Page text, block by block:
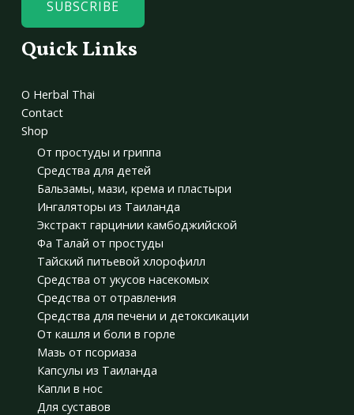
SUBSCRIBE
Quick Links
О Herbal Thai
Contact
Shop
От простуды и гриппа
Средства для детей
Бальзамы, мази, крема и пластыри
Ингаляторы из Таиланда
Экстракт гарцинии камбоджийской
Фа Талай от простуды
Тайский питьевой хлорофилл
Средства от укусов насекомых
Средства от отравления
Средства для печени и детоксикации
От кашля и боли в горле
Мазь от псориаза
Капсулы из Таиланда
Капли в нос
Для суставов